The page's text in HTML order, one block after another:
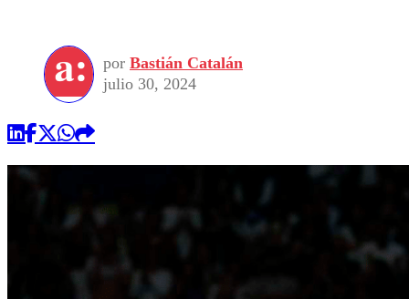
por Bastián Catalán
julio 30, 2024